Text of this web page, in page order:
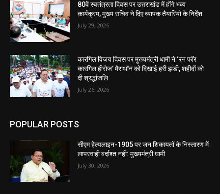
80वें स्वतंत्रता दिवस पर उत्तराखंड में होंगे भव्य
कार्यक्रम, मुख्य सचिव ने दिए व्यापक तैयारियों के निर्देश
July 29, 2026
कारगिल विजय दिवस पर मुख्यमंत्री धामी ने ‘रन फॉर
कारगिल हीरोज’ मैराथॉन को दिखाई हरी झंडी, शहीदों को
दी श्रद्धांजलि
July 26, 2026
POPULAR POSTS
सीएम हेल्पलाइन-1905 पर जन शिकायतों के निस्तारण में
लापरवाही बर्दाश्त नहीं: मुख्यमंत्री धामी
July 30, 2026